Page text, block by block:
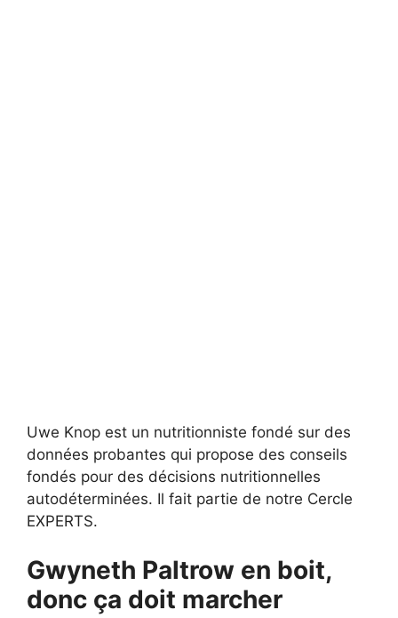
Uwe Knop est un nutritionniste fondé sur des
données probantes qui propose des conseils
fondés pour des décisions nutritionnelles
autodéterminées. Il fait partie de notre Cercle
EXPERTS.
Gwyneth Paltrow en boit,
donc ça doit marcher